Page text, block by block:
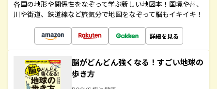
各国の地形や関係性をなぞって学ぶ新しい地図本！国境や州、
川や街道、鉄道線など旅気分で地図をなぞって脳もイキイキ！
詳細を見る
脳がどんどん強くなる！すごい地球の
歩き方